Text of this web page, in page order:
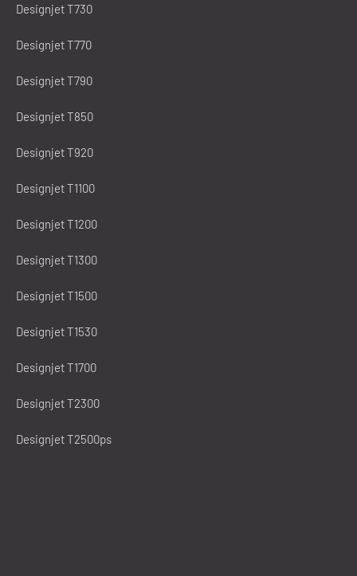
Designjet T730
Designjet T770
Designjet T790
Designjet T850
Designjet T920
Designjet T1100
Designjet T1200
Designjet T1300
Designjet T1500
Designjet T1530
Designjet T1700
Designjet T2300
Designjet T2500ps